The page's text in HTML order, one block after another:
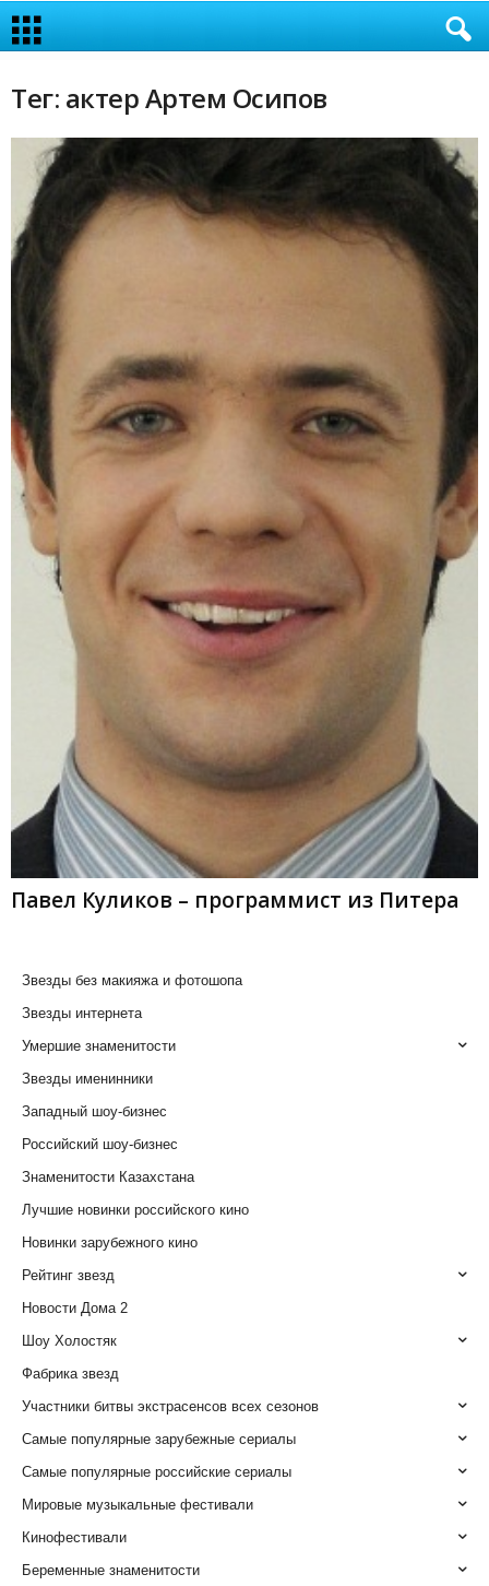
Тег: актер Артем Осипов
Павел Куликов – программист из Питера
Звезды без макияжа и фотошопа
Звезды интернета
Умершие знаменитости
Звезды именинники
Западный шоу-бизнес
Российский шоу-бизнес
Знаменитости Казахстана
Лучшие новинки российского кино
Новинки зарубежного кино
Рейтинг звезд
Новости Дома 2
Шоу Холостяк
Фабрика звезд
Участники битвы экстрасенсов всех сезонов
Самые популярные зарубежные сериалы
Самые популярные российские сериалы
Мировые музыкальные фестивали
Кинофестивали
Беременные знаменитости